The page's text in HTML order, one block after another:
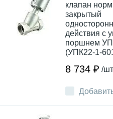
клапан
закрытый
действия с
поршнем
(УПК22-1-
8 734 ₽ /шт